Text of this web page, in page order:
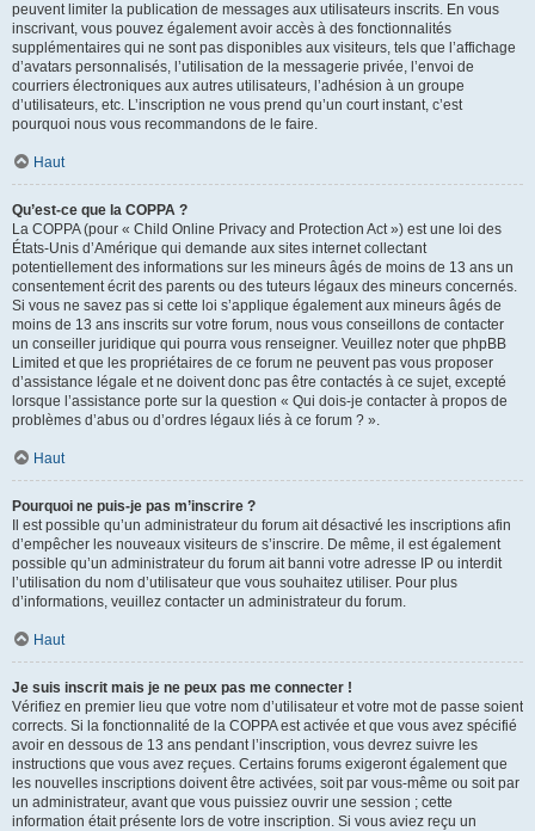
peuvent limiter la publication de messages aux utilisateurs inscrits. En vous
inscrivant, vous pouvez également avoir accès à des fonctionnalités
supplémentaires qui ne sont pas disponibles aux visiteurs, tels que l’affichage
d’avatars personnalisés, l’utilisation de la messagerie privée, l’envoi de
courriers électroniques aux autres utilisateurs, l’adhésion à un groupe
d’utilisateurs, etc. L’inscription ne vous prend qu’un court instant, c’est
pourquoi nous vous recommandons de le faire.
Haut
Qu’est-ce que la COPPA ?
La COPPA (pour « Child Online Privacy and Protection Act ») est une loi des
États-Unis d’Amérique qui demande aux sites internet collectant
potentiellement des informations sur les mineurs âgés de moins de 13 ans un
consentement écrit des parents ou des tuteurs légaux des mineurs concernés.
Si vous ne savez pas si cette loi s’applique également aux mineurs âgés de
moins de 13 ans inscrits sur votre forum, nous vous conseillons de contacter
un conseiller juridique qui pourra vous renseigner. Veuillez noter que phpBB
Limited et que les propriétaires de ce forum ne peuvent pas vous proposer
d’assistance légale et ne doivent donc pas être contactés à ce sujet, excepté
lorsque l’assistance porte sur la question « Qui dois-je contacter à propos de
problèmes d’abus ou d’ordres légaux liés à ce forum ? ».
Haut
Pourquoi ne puis-je pas m’inscrire ?
Il est possible qu’un administrateur du forum ait désactivé les inscriptions afin
d’empêcher les nouveaux visiteurs de s’inscrire. De même, il est également
possible qu’un administrateur du forum ait banni votre adresse IP ou interdit
l’utilisation du nom d’utilisateur que vous souhaitez utiliser. Pour plus
d’informations, veuillez contacter un administrateur du forum.
Haut
Je suis inscrit mais je ne peux pas me connecter !
Vérifiez en premier lieu que votre nom d’utilisateur et votre mot de passe soient
corrects. Si la fonctionnalité de la COPPA est activée et que vous avez spécifié
avoir en dessous de 13 ans pendant l’inscription, vous devrez suivre les
instructions que vous avez reçues. Certains forums exigeront également que
les nouvelles inscriptions doivent être activées, soit par vous-même ou soit par
un administrateur, avant que vous puissiez ouvrir une session ; cette
information était présente lors de votre inscription. Si vous aviez reçu un